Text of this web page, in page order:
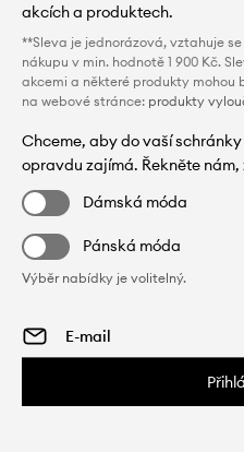
akcích a produktech.
**Sleva je jednorázová, vztahuje
nákupu v min. hodnotě 1 900 Kč.
akcemi a některé produkty mohou
na webové stránce: produkty
Chceme, aby do vaší
opravdu zajímá. Řekněte
Dámská móda
Pánská móda
Výběr nabídky je volitelný.